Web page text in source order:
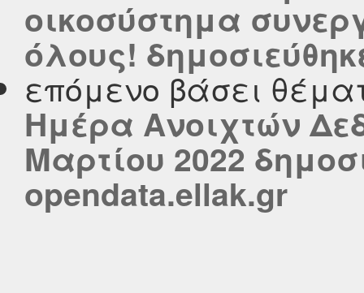
οικοσύστημα
όλους!
επόμενο βάσει
Ημέρα Ανοιχτών
Μαρτίου 2022
opendata.ellak.gr